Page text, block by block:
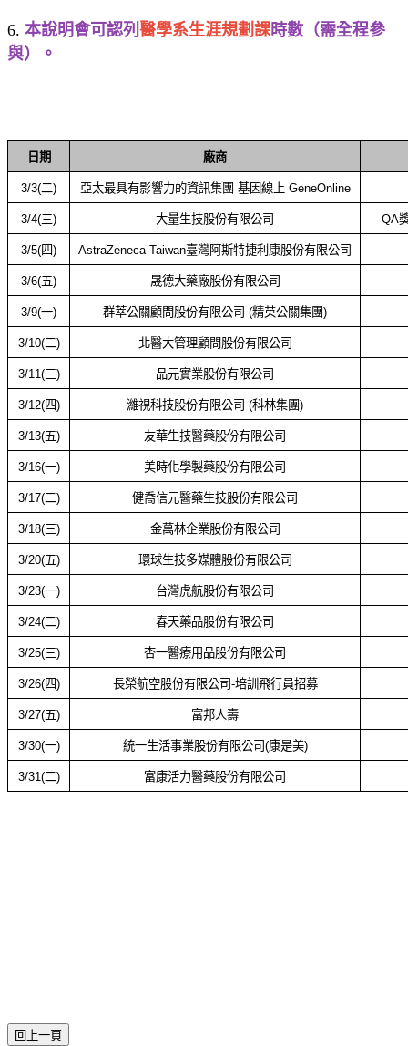
6. 本說明會可認列 醫學系生涯規劃課時數（需全程參
與）。
日期 廠商
3/3(二) 亞太最具有影響力的資訊集團 基因線上 GeneOnline
3/4(三) 大量生技股份有限公司 QA
3/5(四) AstraZeneca Taiwan臺灣阿斯特捷利康股份有限公司
3/6(五) 晟德大藥廠股份有限公司
3/9(一) 群萃公關顧問股份有限公司 (精英公關集團)
3/10(二) 北醫大管理顧問股份有限公司
3/11(三) 品元實業股份有限公司
3/12(四) 濰視科技股份有限公司 (科林集團)
3/13(五) 友華生技醫藥股份有限公司
3/16(一) 美時化學製藥股份有限公司
3/17(二) 健喬信元醫藥生技股份有限公司
3/18(三) 金萬林企業股份有限公司
3/20(五) 環球生技多媒體股份有限公司
3/23(一) 台灣虎航股份有限公司
3/24(二) 春天藥品股份有限公司
3/25(三) 杏一醫療用品股份有限公司
3/26(四) 長榮航空股份有限公司-培訓飛行員招募
3/27(五) 富邦人壽
3/30(一) 統一生活事業股份有限公司(康是美)
3/31(二) 富康活力醫藥股份有限公司